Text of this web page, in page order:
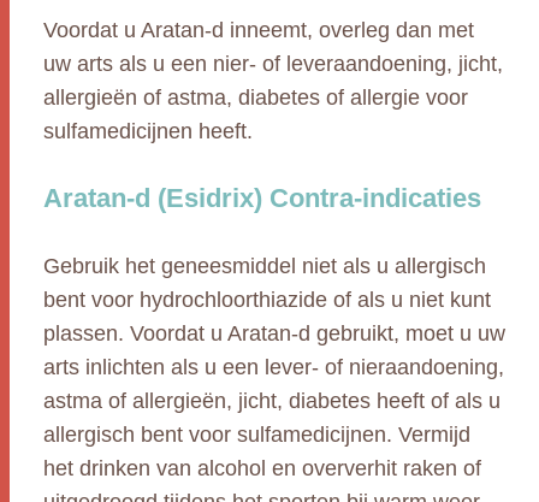
Voordat u Aratan-d inneemt, overleg dan met
uw arts als u een nier- of leveraandoening, jicht,
allergieën of astma, diabetes of allergie voor
sulfamedicijnen heeft.
Aratan-d (Esidrix) Contra-indicaties
Gebruik het geneesmiddel niet als u allergisch
bent voor hydrochloorthiazide of als u niet kunt
plassen. Voordat u Aratan-d gebruikt, moet u uw
arts inlichten als u een lever- of nieraandoening,
astma of allergieën, jicht, diabetes heeft of als u
allergisch bent voor sulfamedicijnen. Vermijd
het drinken van alcohol en oververhit raken of